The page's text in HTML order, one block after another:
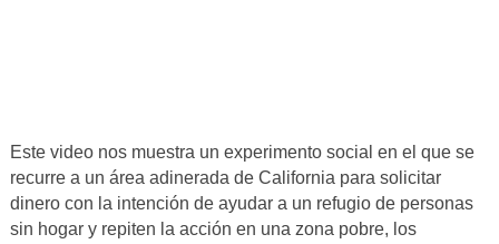
Este video nos muestra un experimento social en el que se
recurre a un área adinerada de California para solicitar
dinero con la intención de ayudar a un refugio de personas
sin hogar y repiten la acción en una zona pobre, los